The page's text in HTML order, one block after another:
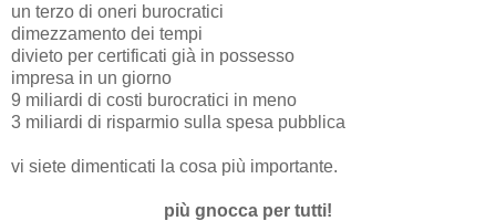
un terzo di oneri burocratici
dimezzamento dei tempi
divieto per certificati già in possesso
impresa in un giorno
9 miliardi di costi burocratici in meno
3 miliardi di risparmio sulla spesa pubblica
vi siete dimenticati la cosa più importante.
più gnocca per tutti!